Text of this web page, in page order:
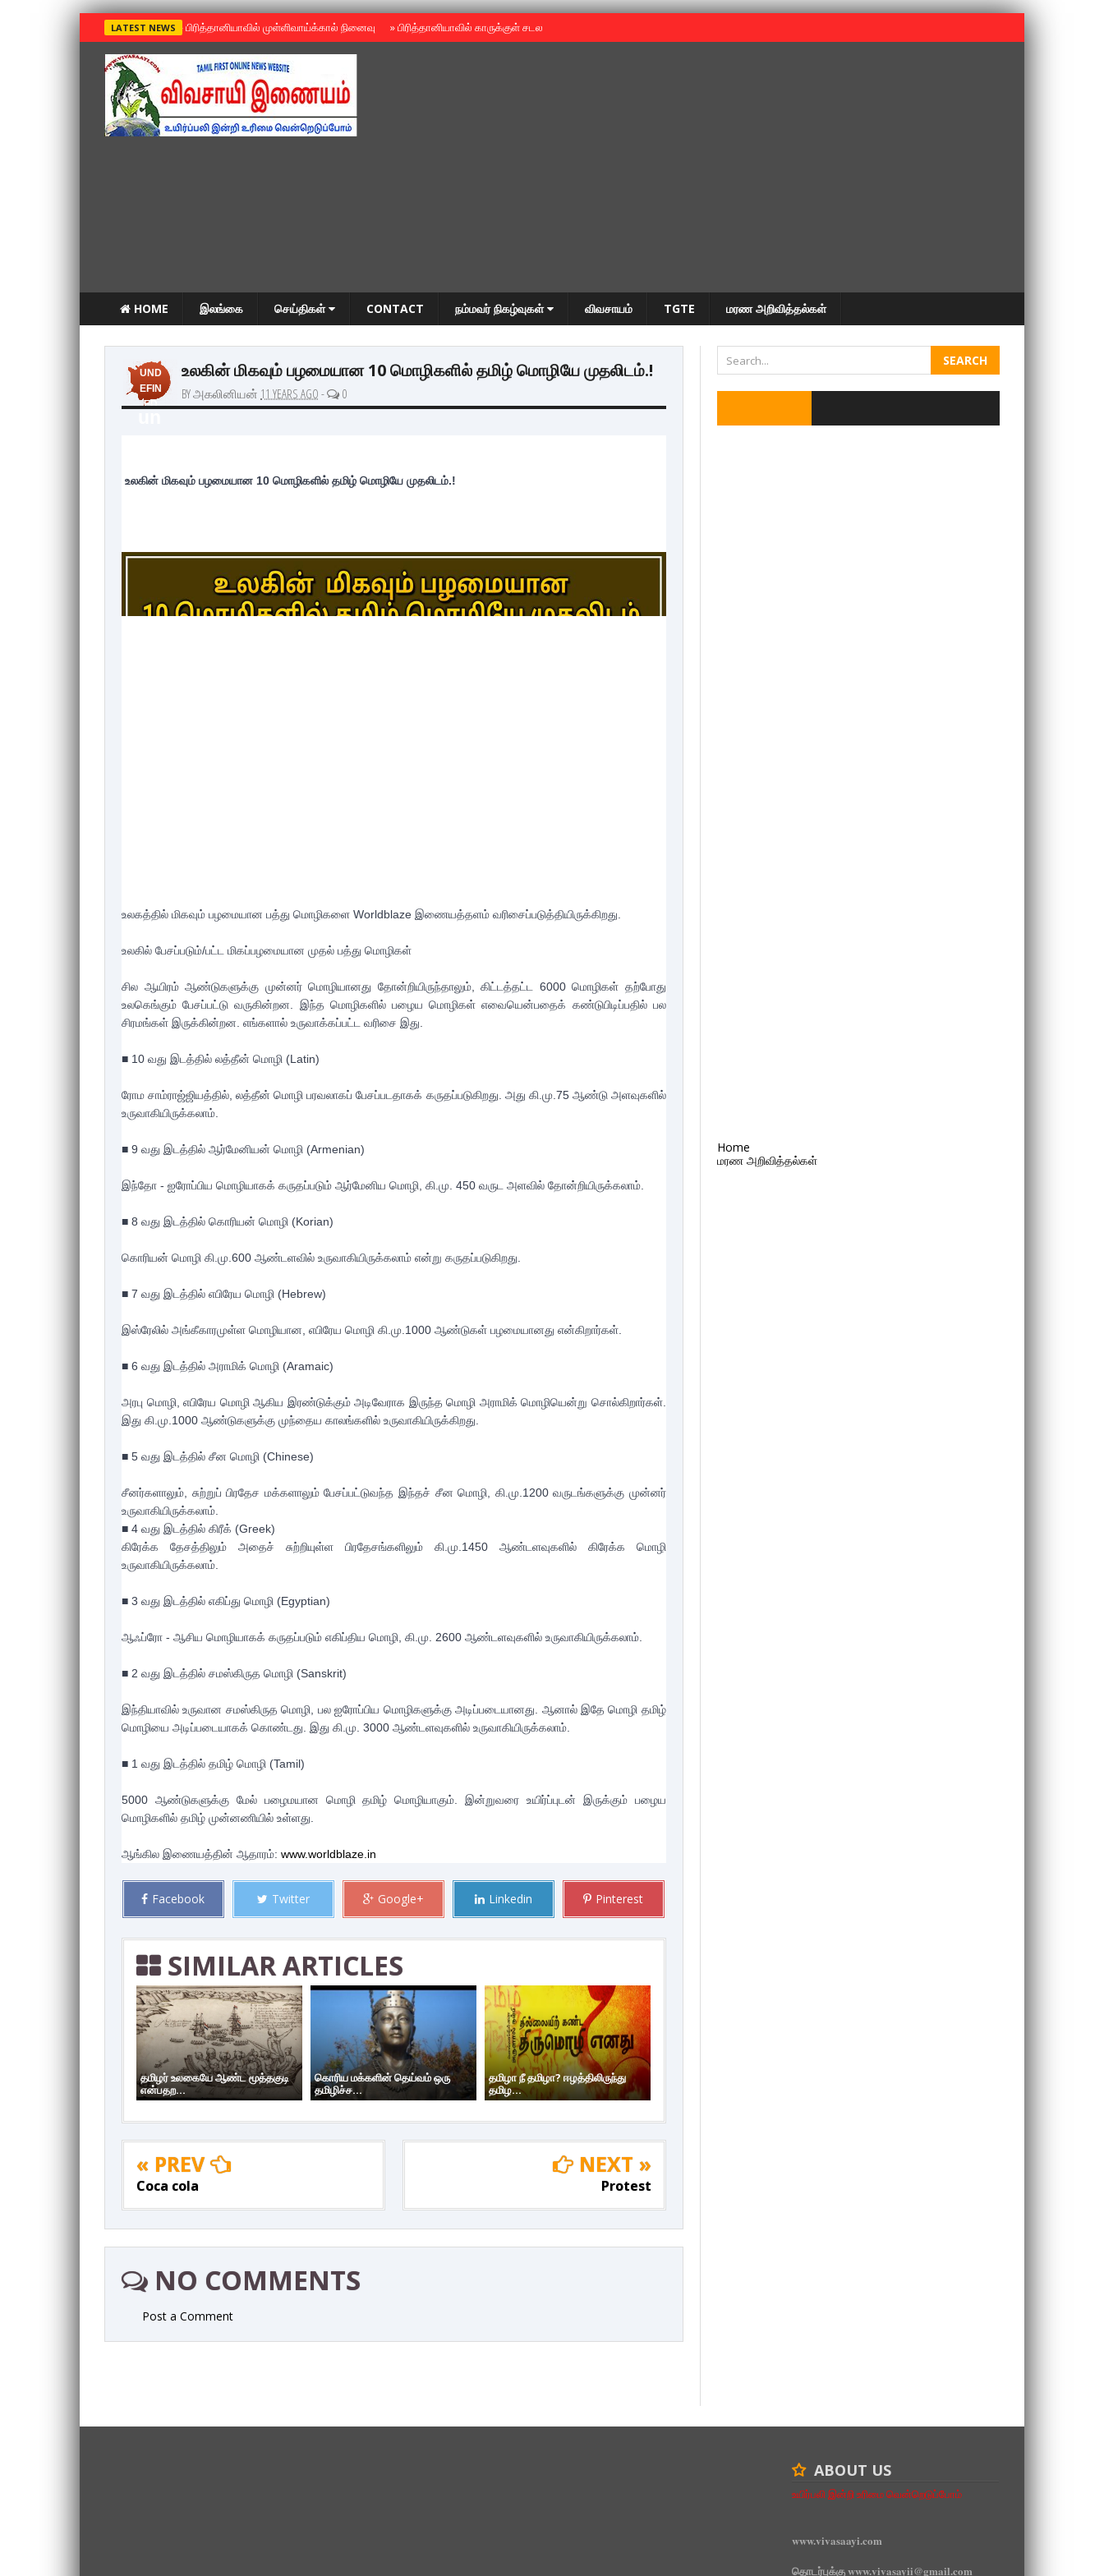
LATEST NEWS »பிரித்தானியாவில் முள்ளிவாய்க்கால் நினைவு »பிரித்தானியாவில் காருக்குள் சடலம் -தமிழருடையதா ?
HOME இலங்கை செய்திகள் CONTACT நம்மவர் நிகழ்வுகள் விவசாயம் TGTE மரண அறிவித்தல்கள்
UND
EFIN
ED
fin
உலகின் மிகவும் பழமையான 10 மொழிகளில் தமிழ் மொழியே முதலிடம்.!
BY அகலினியன் 11 YEARS AGO - 0
உலகின் மிகவும் பழமையான 10 மொழிகளில் தமிழ் மொழியே முதலிடம்.!
உலகத்தில் மிகவும் பழமையான பத்து மொழிகளை Worldblaze இணையத்தளம் வரிசைப்படுத்தியிருக்கிறது.
உலகில் பேசப்படும்/பட்ட மிகப்பழமையான முதல் பத்து மொழிகள்
சில ஆயிரம் ஆண்டுகளுக்கு முன்னர் மொழியானது தோன்றியிருந்தாலும், கிட்டத்தட்ட 6000 மொழிகள் தற்போது
உலகெங்கும் பேசப்பட்டு வருகின்றன. இந்த மொழிகளில் பழைய மொழிகள் எவையென்பதைக் கண்டுபிடிப்பதில் பல
சிரமங்கள் இருக்கின்றன. எங்களால் உருவாக்கப்பட்ட வரிசை இது.
■ 10 வது இடத்தில் லத்தீன் மொழி (Latin)
ரோம சாம்ராஜ்ஜியத்தில், லத்தீன் மொழி பரவலாகப் பேசப்படதாகக் கருதப்படுகிறது. அது கி.மு.75 ஆண்டு அளவுகளில்
உருவாகியிருக்கலாம்.
■ 9 வது இடத்தில் ஆர்மேனியன் மொழி (Armenian)
இந்தோ - ஐரோப்பிய மொழியாகக் கருதப்படும் ஆர்மேனிய மொழி, கி.மு. 450 வருட அளவில் தோன்றியிருக்கலாம்.
■ 8 வது இடத்தில் கொரியன் மொழி (Korian)
கொரியன் மொழி கி.மு.600 ஆண்டளவில் உருவாகியிருக்கலாம் என்று கருதப்படுகிறது.
■ 7 வது இடத்தில் எபிரேய மொழி (Hebrew)
இஸ்ரேலில் அங்கீகாரமுள்ள மொழியான, எபிரேய மொழி கி.மு.1000 ஆண்டுகள் பழமையானது என்கிறார்கள்.
■ 6 வது இடத்தில் அராமிக் மொழி (Aramaic)
அரபு மொழி, எபிரேய மொழி ஆகிய இரண்டுக்கும் அடிவேராக இருந்த மொழி அராமிக் மொழியென்று சொல்கிறார்கள்.
இது கி.மு.1000 ஆண்டுகளுக்கு முந்தைய காலங்களில் உருவாகியிருக்கிறது.
■ 5 வது இடத்தில் சீன மொழி (Chinese)
சீனர்களாலும், சுற்றுப் பிரதேச மக்களாலும் பேசப்பட்டுவந்த இந்தச் சீன மொழி, கி.மு.1200 வருடங்களுக்கு முன்னர்
உருவாகியிருக்கலாம்.
■ 4 வது இடத்தில் கிரீக் (Greek)
கிரேக்க தேசத்திலும் அதைச் சுற்றியுள்ள பிரதேசங்களிலும் கி.மு.1450 ஆண்டளவுகளில் கிரேக்க மொழி
உருவாகியிருக்கலாம்.
■ 3 வது இடத்தில் எகிப்து மொழி (Egyptian)
ஆஃப்ரோ - ஆசிய மொழியாகக் கருதப்படும் எகிப்திய மொழி, கி.மு. 2600 ஆண்டளவுகளில் உருவாகியிருக்கலாம்.
■ 2 வது இடத்தில் சமஸ்கிருத மொழி (Sanskrit)
இந்தியாவில் உருவான சமஸ்கிருத மொழி, பல ஐரோப்பிய மொழிகளுக்கு அடிப்படையானது. ஆனால் இதே மொழி தமிழ்
மொழியை அடிப்படையாகக் கொண்டது. இது கி.மு. 3000 ஆண்டளவுகளில் உருவாகியிருக்கலாம்.
■ 1 வது இடத்தில் தமிழ் மொழி (Tamil)
5000 ஆண்டுகளுக்கு மேல் பழைமயான மொழி தமிழ் மொழியாகும். இன்றுவரை உயிர்ப்புடன் இருக்கும் பழைய
மொழிகளில் தமிழ் முன்னணியில் உள்ளது.
ஆங்கில இணையத்தின் ஆதாரம்: www.worldblaze.in
Facebook Twitter Google+ Linkedin Pinterest
SIMILAR ARTICLES
தமிழர் உலகையே ஆண்ட மூத்தகுடி
என்பதற...
கொரிய மக்களின் தெய்வம் ஒரு
தமிழிச்ச...
தமிழா நீ தமிழா? ஈழத்திலிருந்து
தமிழ...
« PREV
Coca cola
NEXT »
Protest
NO COMMENTS
Post a Comment
Home
மரண அறிவித்தல்கள்
ABOUT US
உயிர்பலி இன்றி உரிமை வென்றெடுப்போம்
www.vivasaayi.com
தொடர்புக்கு www.vivasayii@gmail.com